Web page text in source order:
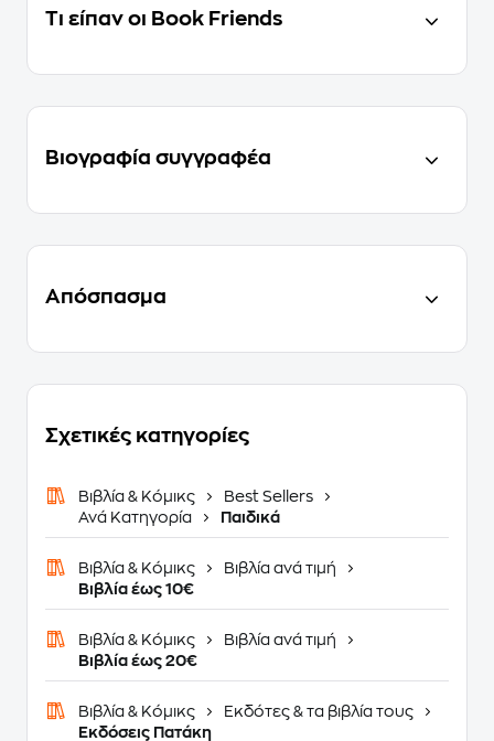
Τι είπαν οι Book Friends
Βιογραφία συγγραφέα
Απόσπασμα
Σχετικές κατηγορίες
Βιβλία & Κόμικς
Best Sellers
Ανά Κατηγορία
Παιδικά
Βιβλία & Κόμικς
Βιβλία ανά τιμή
Βιβλία έως 10€
Βιβλία & Κόμικς
Βιβλία ανά τιμή
Βιβλία έως 20€
Βιβλία & Κόμικς
Εκδότες & τα βιβλία τους
Εκδόσεις Πατάκη